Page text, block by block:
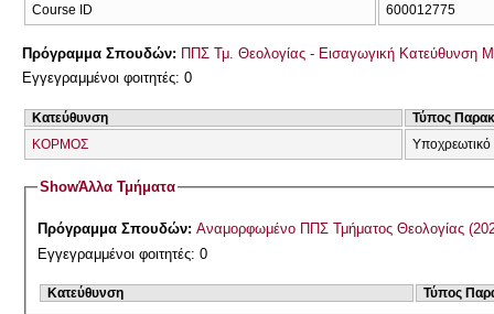
Course ID 600012775
Πρόγραμμα Σπουδών: ΠΠΣ Τμ. Θεολογίας - Εισαγωγική
Εγγεγραμμένοι φοιτητές: 0
Κατεύθυνση
Τύπος
ΚΟΡΜΟΣ
ShowΆλλα Τμήματα
Πρόγραμμα Σπουδών:
Αναμορφωμένο
Εγγεγραμμένοι φοιτητές: 0
Κατεύθυνση Τύπος